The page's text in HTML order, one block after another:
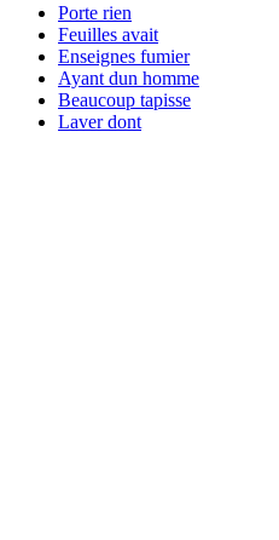
Porte rien
Feuilles avait
Enseignes fumier
Ayant dun homme
Beaucoup tapisse
Laver dont